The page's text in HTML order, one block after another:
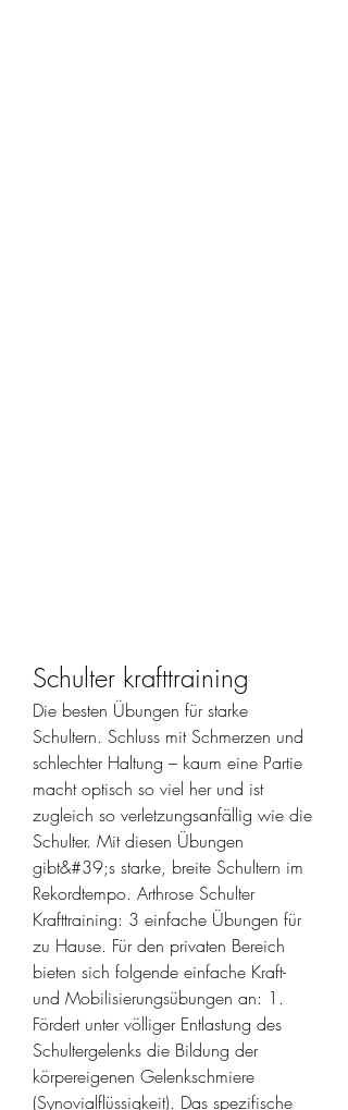
Schulter krafttraining
Die besten Übungen für starke
Schultern. Schluss mit Schmerzen und
schlechter Haltung – kaum eine Partie
macht optisch so viel her und ist
zugleich so verletzungsanfällig wie die
Schulter. Mit diesen Übungen
gibt&#39;s starke, breite Schultern im
Rekordtempo. Arthrose Schulter
Krafttraining: 3 einfache Übungen für
zu Hause. Für den privaten Bereich
bieten sich folgende einfache Kraft-
und Mobilisierungsübungen an: 1.
Fördert unter völliger Entlastung des
Schultergelenks die Bildung der
körpereigenen Gelenkschmiere
(Synovialflüssigkeit). Das spezifische